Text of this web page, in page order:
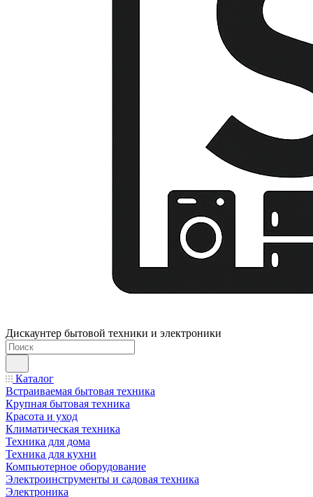
Дискаунтер бытовой техники и электроники
Каталог
Встраиваемая бытовая техника
Крупная бытовая техника
Красота и уход
Климатическая техника
Техника для дома
Техника для кухни
Компьютерное оборудование
Электроинструменты и садовая техника
Электроника